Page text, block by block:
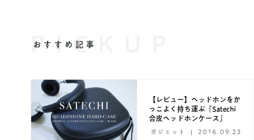
PICKUP
おすすめ記事
【レビュー】ヘッドホンをか
っこよく持ち運ぶ『Satechi
合皮ヘッドホンケース』
ガジェット 2016.09.23